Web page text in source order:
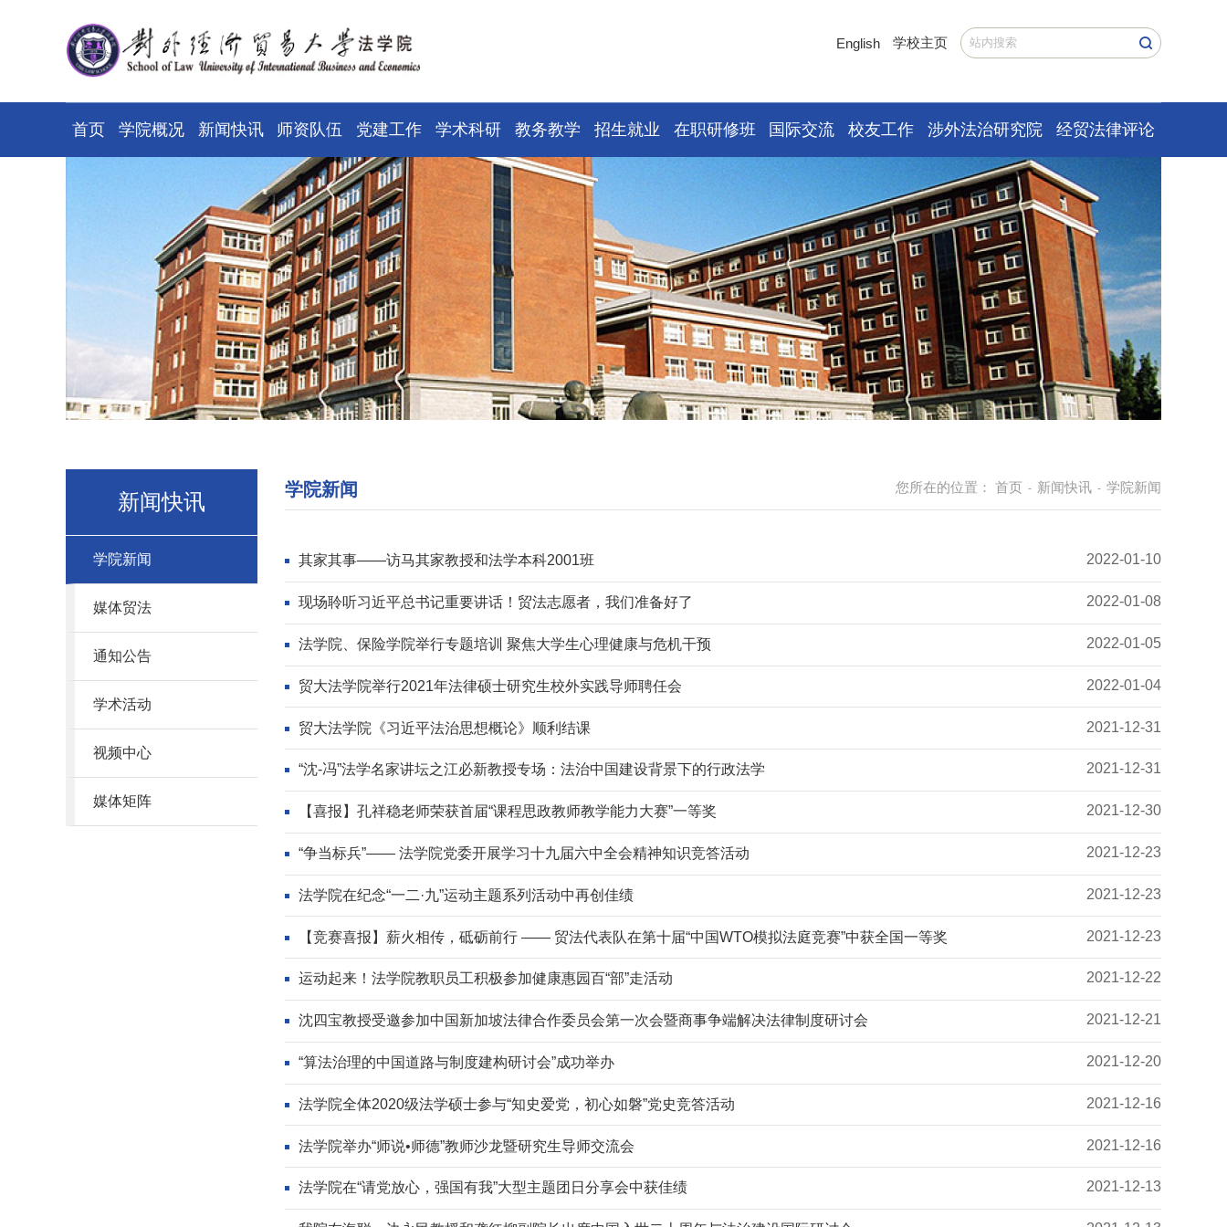
English 学校主页
首页 学院概况 新闻快讯 师资队伍 党建工作 学术科研 教务教学 招生就业 在职研修班 国际交流 校友工作 涉外法治研究院 经贸法律评论
新闻快讯
学院新闻
媒体贸法
通知公告
学术活动
视频中心
媒体矩阵
您所在的位置： 首页 - 新闻快讯 - 学院新闻
学院新闻
其家其事——访马其家教授和法学本科2001班 2022-01-10
现场聆听习近平总书记重要讲话！贸法志愿者，我们准备好了 2022-01-08
法学院、保险学院举行专题培训 聚焦大学生心理健康与危机干预 2022-01-05
贸大法学院举行2021年法律硕士研究生校外实践导师聘任会 2022-01-04
贸大法学院《习近平法治思想概论》顺利结课 2021-12-31
“沈-冯”法学名家讲坛之江必新教授专场：法治中国建设背景下的行政法学 2021-12-31
【喜报】孔祥稳老师荣获首届“课程思政教师教学能力大赛”一等奖 2021-12-30
“争当标兵”—— 法学院党委开展学习十九届六中全会精神知识竞答活动 2021-12-23
法学院在纪念“一二·九”运动主题系列活动中再创佳绩 2021-12-23
【竞赛喜报】薪火相传，砥砺前行 —— 贸法代表队在第十届“中国WTO模拟法庭竞赛”中获全国一等奖 2021-12-23
运动起来！法学院教职员工积极参加健康惠园百“部”走活动 2021-12-22
沈四宝教授受邀参加中国新加坡法律合作委员会第一次会暨商事争端解决法律制度研讨会 2021-12-21
“算法治理的中国道路与制度建构研讨会”成功举办 2021-12-20
法学院全体2020级法学硕士参与“知史爱党，初心如磐”党史竞答活动 2021-12-16
法学院举办“师说•师德”教师沙龙暨研究生导师交流会 2021-12-16
法学院在“请党放心，强国有我”大型主题团日分享会中获佳绩 2021-12-13